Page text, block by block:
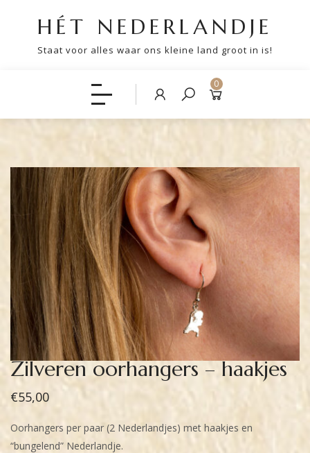
HÉT NEDERLANDJE
Staat voor alles waar ons kleine land groot in is!
0
Zilveren oorhangers – haakjes
€55,00
Oorhangers per paar (2 Nederlandjes) met haakjes en
“bungelend” Nederlandje.